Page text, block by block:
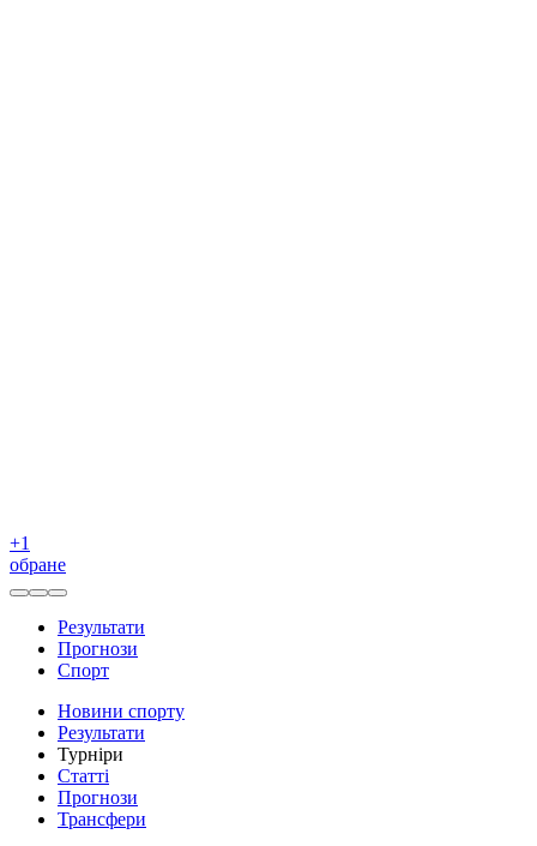
+1
обране
Результати
Прогнози
Спорт
Новини спорту
Результати
Турніри
Статті
Прогнози
Трансфери